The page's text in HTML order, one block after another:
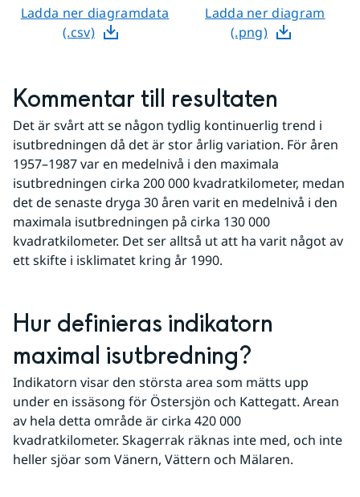
Ladda ner diagramdata
(.csv)
Ladda ner diagram
(.png)
Kommentar till resultaten
Det är svårt att se någon tydlig kontinuerlig trend i
isutbredningen då det är stor årlig variation. För åren
1957–1987 var en medelnivå i den maximala
isutbredningen cirka 200 000 kvadratkilometer, medan
det de senaste dryga 30 åren varit en medelnivå i den
maximala isutbredningen på cirka 130 000
kvadratkilometer. Det ser alltså ut att ha varit något av
ett skifte i isklimatet kring år 1990.
Hur definieras indikatorn
maximal isutbredning?
Indikatorn visar den största area som mätts upp
under en issäsong för Östersjön och Kattegatt. Arean
av hela detta område är cirka 420 000
kvadratkilometer. Skagerrak räknas inte med, och inte
heller sjöar som Vänern, Vättern och Mälaren.